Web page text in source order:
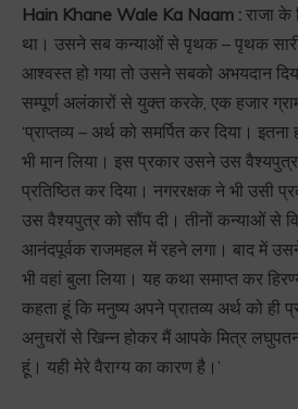
Hain Khane Wale Ka Naam : राजा के
था। उसने सब कन्याओं से पृथक – पृथक
आश्वस्त हो गया तो उसने सबको अभयदान
सम्पूर्ण अलंकारों से युक्त करके, एक हजार
‘प्राप्तव्य – अर्थ को समर्पित कर दिया।
भी मान लिया। इस प्रकार उसने उस
प्रतिष्ठित कर दिया। नगररक्षक ने भी उसी
उस वैश्यपुत्र को सौंप दी। तीनों कन्याओं से
आनंदपूर्वक राजमहल में रहने लगा। बाद में
भी वहां बुला लिया। यह कथा समाप्त कर
कहता हूं कि मनुष्य अपने प्रातव्य अर्थ को ही
अनुचरों से खिन्न होकर मैं आपके मित्र
हूं। यही मेरे वैराग्य का कारण है।’